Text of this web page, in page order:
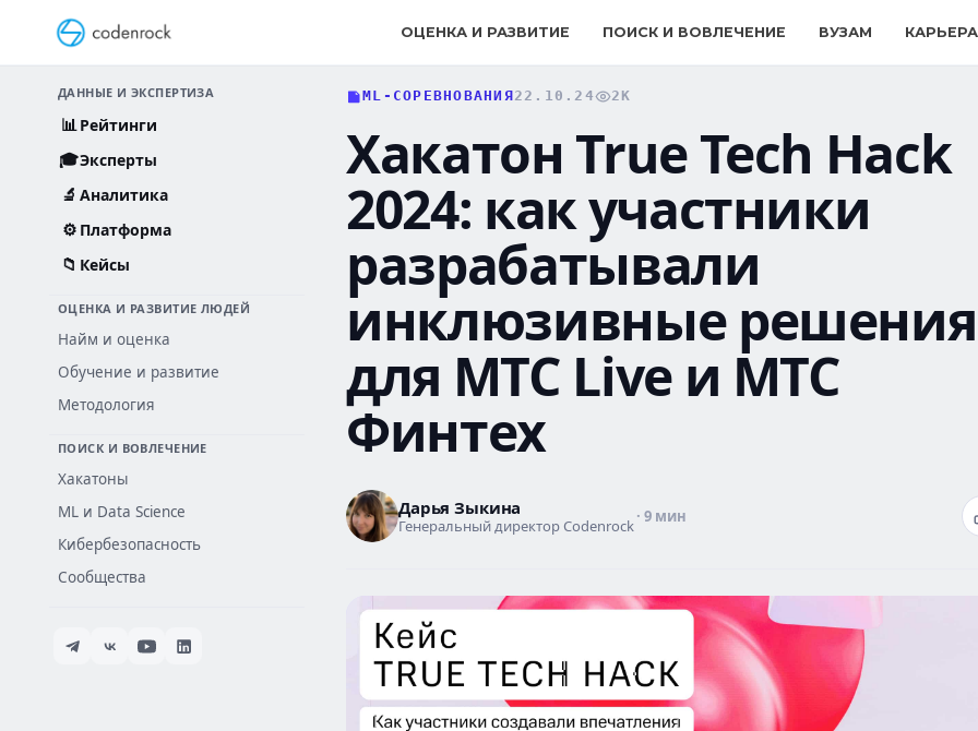
содержанию
ОЦЕНКА И РАЗВИТИЕ ПОИСК И ВОВЛЕЧЕНИЕ ВУЗАМ КАРЬЕРА
ДАННЫЕ И ЭКСПЕРТИЗА
📊Рейтинги
🎓Эксперты
🔬 Аналитика
⚙️ Платформа
📁 Кейсы
ОЦЕНКА И РАЗВИТИЕ ЛЮДЕЙ
Найм и оценка
Обучение и развитие
Методология
ПОИСК И ВОВЛЕЧЕНИЕ
Хакатоны
ML и Data Science
Кибербезопасность
Сообщества
ML-СОРЕВНОВАНИЯ22.10.24 2K
Хакатон True Tech Hack
2024: как участники
разрабатывали
инклюзивные решения
для МТС Live и МТС
Финтех
Дарья Зыкина
Генеральный директор Codenrock· 9 мин